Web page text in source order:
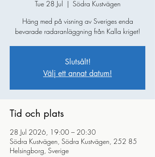
Tue 28 Jul
  |
Södra Kustvägen
Häng med på visning av Sveriges enda
bevarade radaranläggning från Kalla kriget!
Slutsålt!
Välj ett annat datum!
Tid och plats
28 Jul 2026, 19:00 – 20:30
Södra Kustvägen, Södra Kustvägen, 252 85
Helsingborg, Sverige